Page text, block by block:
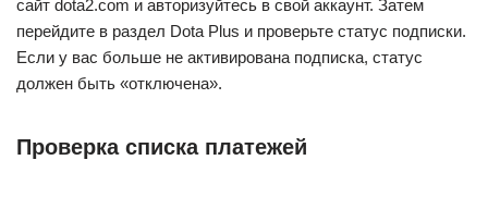
сайт dota2.com и авторизуйтесь в свой аккаунт. Затем
перейдите в раздел Dota Plus и проверьте статус подписки.
Если у вас больше не активирована подписка, статус
должен быть «отключена».
Проверка списка платежей